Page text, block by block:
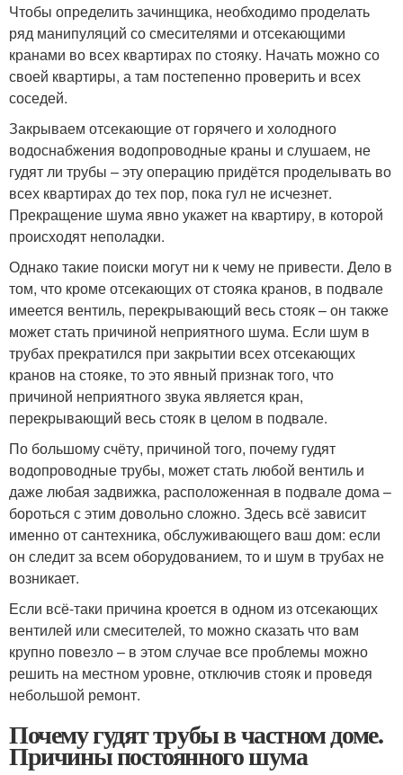
Чтобы определить зачинщика, необходимо проделать
ряд манипуляций со смесителями и отсекающими
кранами во всех квартирах по стояку. Начать можно со
своей квартиры, а там постепенно проверить и всех
соседей.
Закрываем отсекающие от горячего и холодного
водоснабжения водопроводные краны и слушаем, не
гудят ли трубы – эту операцию придётся проделывать во
всех квартирах до тех пор, пока гул не исчезнет.
Прекращение шума явно укажет на квартиру, в которой
происходят неполадки.
Однако такие поиски могут ни к чему не привести. Дело в
том, что кроме отсекающих от стояка кранов, в подвале
имеется вентиль, перекрывающий весь стояк – он также
может стать причиной неприятного шума. Если шум в
трубах прекратился при закрытии всех отсекающих
кранов на стояке, то это явный признак того, что
причиной неприятного звука является кран,
перекрывающий весь стояк в целом в подвале.
По большому счёту, причиной того, почему гудят
водопроводные трубы, может стать любой вентиль и
даже любая задвижка, расположенная в подвале дома –
бороться с этим довольно сложно. Здесь всё зависит
именно от сантехника, обслуживающего ваш дом: если
он следит за всем оборудованием, то и шум в трубах не
возникает.
Если всё-таки причина кроется в одном из отсекающих
вентилей или смесителей, то можно сказать что вам
крупно повезло – в этом случае все проблемы можно
решить на местном уровне, отключив стояк и проведя
небольшой ремонт.
Почему гудят трубы в частном доме.
Причины постоянного шума